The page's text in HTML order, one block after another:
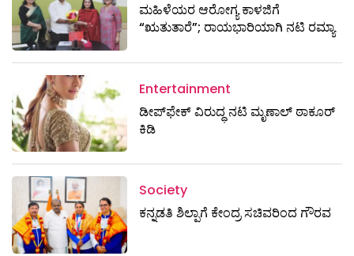
ಮಹಿಳೆಯರ ಆರೋಗ್ಯ ಕಾಳಜಿಗೆ
“ಋತುತಾರೆ”; ರಾಯಭಾರಿಯಾಗಿ ನಟಿ ರಮ್ಯಾ
Entertainment
ಡೀಪ್‌ಫೇಕ್ ವಿರುದ್ಧ ನಟಿ ಮೃಣಾಲ್ ಠಾಕೂರ್
ಕಿಡಿ
Society
ಕನ್ನಡತಿ ಶಿಲ್ಪಾಗೆ ಕೇಂದ್ರ ಸಚಿವರಿಂದ ಗೌರವ